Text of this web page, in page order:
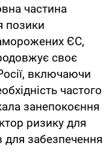
частина
позики
ЄС,
своє
включаючи
частого
занепокоєння
ризику для
для забезпечення